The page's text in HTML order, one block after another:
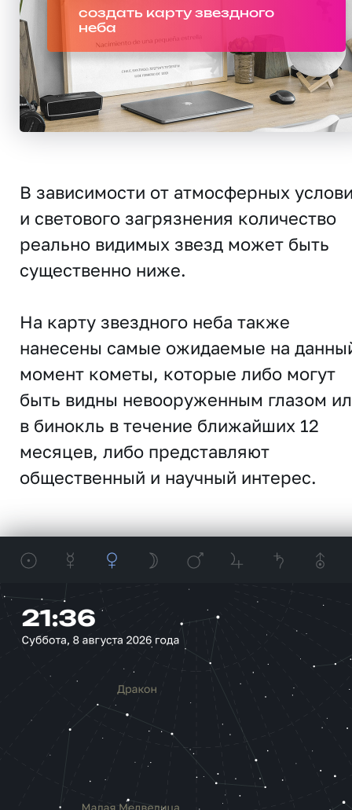
создать карту звездного
неба
В зависимости от атмосферных
и светового загрязнения количество
реально видимых звезд может быть
существенно ниже.
На карту звездного неба также
нанесены самые ожидаемые на
момент кометы, которые либо могут
быть видны невооруженным глазом
в бинокль в течение ближайших 12
месяцев, либо представляют
общественный и научный интерес.